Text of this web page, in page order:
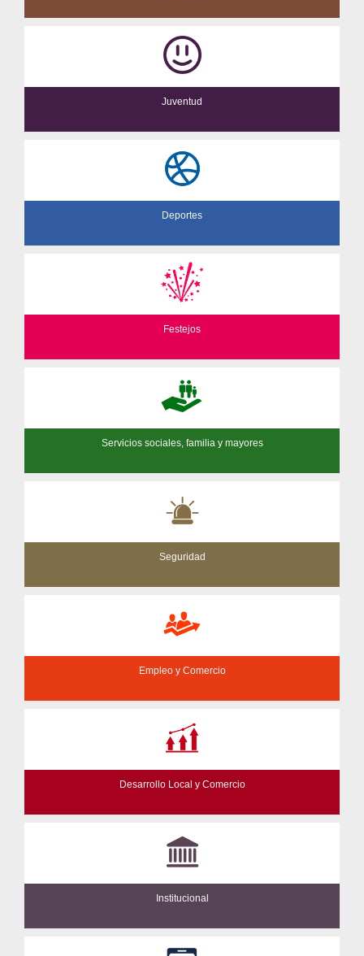
Juventud
Deportes
Festejos
Servicios sociales, familia y mayores
Seguridad
Empleo y Comercio
Desarrollo Local y Comercio
Institucional